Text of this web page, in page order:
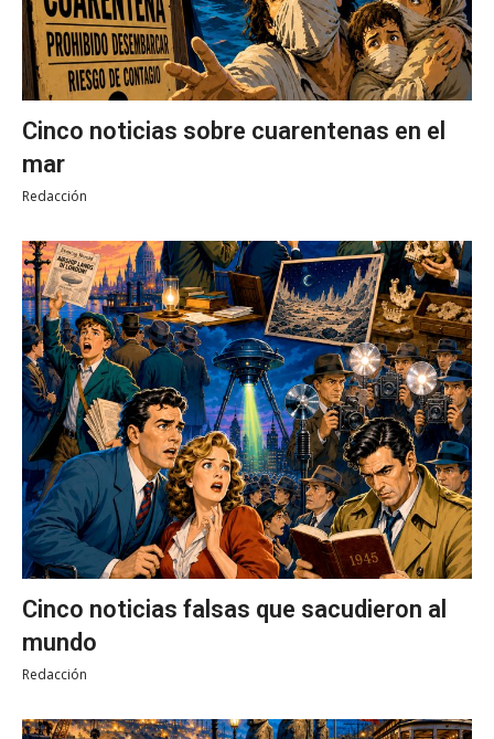
Cinco noticias sobre cuarentenas en el
mar
Redacción
Cinco noticias falsas que sacudieron al
mundo
Redacción